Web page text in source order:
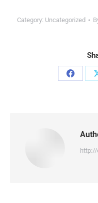
Category: Uncategorized
Share